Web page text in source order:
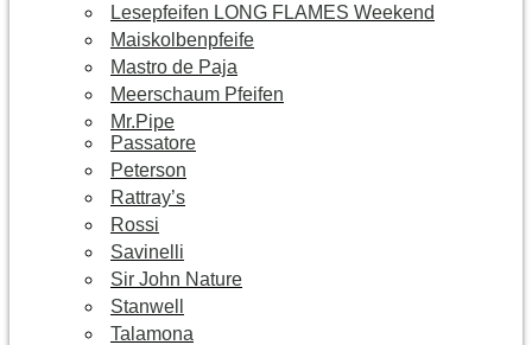
Lesepfeifen LONG FLAMES Weekend
Maiskolbenpfeife
Mastro de Paja
Meerschaum Pfeifen
Mr.Pipe
Passatore
Peterson
Rattray’s
Rossi
Savinelli
Sir John Nature
Stanwell
Talamona